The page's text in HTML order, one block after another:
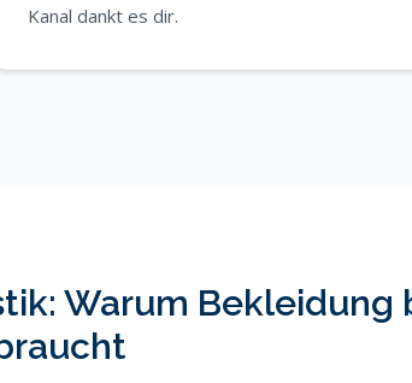
Kanal dankt es dir.
Warum Bekleidung